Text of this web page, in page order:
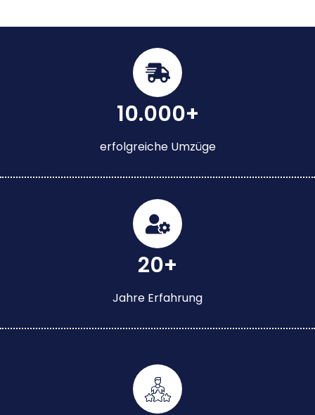
10.000+
erfolgreiche Umzüge
20+
Jahre Erfahrung